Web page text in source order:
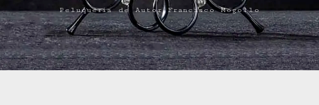
Peluquería de Autor Francisco Mogollo